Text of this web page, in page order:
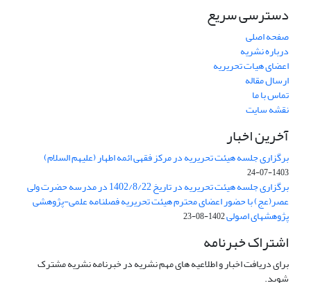
دسترسی سریع
صفحه اصلی
درباره نشریه
اعضای هیات تحریریه
ارسال مقاله
تماس با ما
نقشه سایت
آخرین اخبار
برگزاری جلسه هیئت تحریریه در مرکز فقهی ائمه اطهار (علیهم السلام)
1403-07-24
برگزاری جلسه هیئت تحریریه در تاریخ 1402/8/22 در مدرسه حضرت ولی
عصر(عج) با حضور اعضای محترم هیئت تحریریه فصلنامه علمی-پژوهشی
پژوهشهای اصولی1402-08-23
اشتراک خبرنامه
برای دریافت اخبار و اطلاعیه های مهم نشریه در خبرنامه نشریه مشترک
شوید.